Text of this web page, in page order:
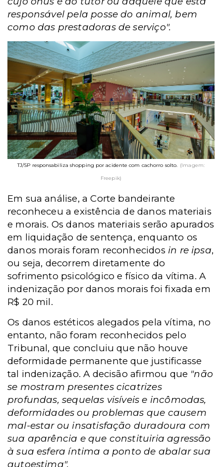
responsável pela posse do animal, bem
como das prestadoras de serviço".
TJ/SP responsabiliza shopping por acidente com cachorro solto. (Imagem:
Freepik)
Em sua análise, a Corte bandeirante
reconheceu a existência de danos materiais
e morais. Os danos materiais serão apurados
em liquidação de sentença, enquanto os
danos morais foram reconhecidos in re ipsa,
ou seja, decorrem diretamente do
sofrimento psicológico e físico da vítima. A
indenização por danos morais foi fixada em
R$ 20 mil.
Os danos estéticos alegados pela vítima, no
entanto, não foram reconhecidos pelo
Tribunal, que concluiu que não houve
deformidade permanente que justificasse
tal indenização. A decisão afirmou que "não
se mostram presentes cicatrizes
profundas, sequelas visíveis e incômodas,
deformidades ou problemas que causem
mal-estar ou insatisfação duradoura com
sua aparência e que constituiria agressão
à sua esfera íntima a ponto de abalar sua
autoestima".